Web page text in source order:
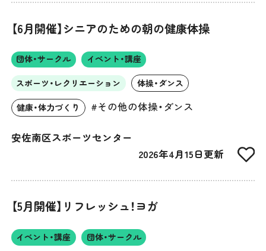
【6月開催】シニアのための朝の健康体操
団体・サークル イベント・講座
スポーツ・レクリエーション 体操・ダンス
健康・体力づくり #その他の体操・ダンス
安佐南区スポーツセンター
2026年4月15日更新
【5月開催】リフレッシュ！ヨガ
イベント・講座 団体・サークル